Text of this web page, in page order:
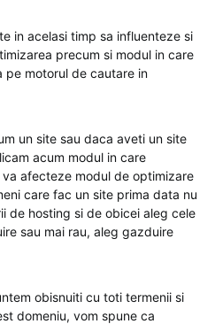
in acelasi timp sa influenteze si
precum si modul in care
pe motorul de cautare in
un site sau daca aveti un site
acum modul in care
afecteze modul de optimizare
care fac un site prima data nu
de hosting si de obicei aleg cele
sau mai rau, aleg gazduire
obisnuiti cu toti termenii si
domeniu, vom spune ca